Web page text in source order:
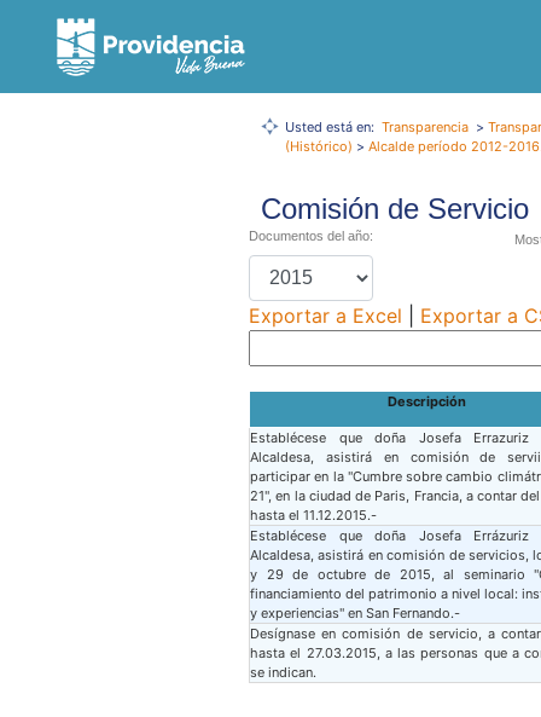
Usted está en: Transparencia >
(Histórico) > Alcalde período 2012-
Comisión de Servicio
Documentos del año:
Exportar a Excel Exportar a
Descripción
Establécese que doña Josefa Errazuriz
Alcaldesa, asistirá en comisión de
participar en la "Cumbre sobre cambio
21", en la ciudad de Paris, Francia, a contar del
hasta el 11.12.2015.-
Establécese que doña Josefa Errázuriz
Alcaldesa, asistirá en comisión de servicios,
y 29 de octubre de 2015, al seminario
financiamiento del patrimonio a nivel local:
y experiencias" en San Fernando.-
Desígnase en comisión de servicio, a
hasta el 27.03.2015, a las personas que a
se indican.